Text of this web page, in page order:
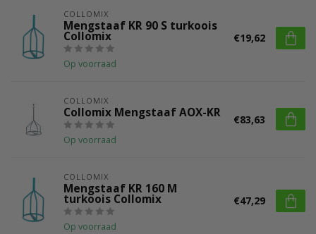
COLLOMIX
Mengstaaf KR 90 S turkoois
Collomix
Op voorraad
€19,62
COLLOMIX
Collomix Mengstaaf AOX-KR
Op voorraad
€83,63
COLLOMIX
Mengstaaf KR 160 M
turkoois Collomix
Op voorraad
€47,29